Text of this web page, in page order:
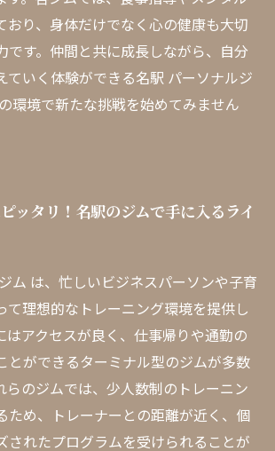
おり、身体だけでなく心の健康も大切
です。仲間と共に成長しながら、自分
ていく体験ができる名駅 パーソナルジ
環境で新たな挑戦を始めてみません
ッタリ！名駅のジムで手に入るライ
ム は、忙しいビジネスパーソンや子育
て理想的なトレーニング環境を提供し
はアクセスが良く、仕事帰りや通勤の
とができるターミナル型のジムが多数
らのジムでは、少人数制のトレーニン
ため、トレーナーとの距離が近く、個
されたプログラムを受けられることが